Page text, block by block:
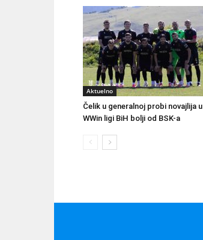
Aktuelno
Čelik u generalnoj probi novajlija u
WWin ligi BiH bolji od BSK-a